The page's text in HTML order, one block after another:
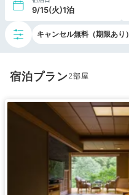
9/15(火)1泊
キャンセル無料（期限あり）
宿泊プラン2